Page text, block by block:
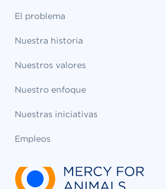
El problema
Nuestra historia
Nuestros valores
Nuestro enfoque
Nuestras iniciativas
Empleos